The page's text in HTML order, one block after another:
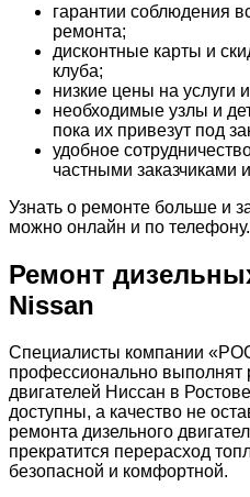
гарантии соблюдения
ремонта;
дисконтные карты и
клуба;
низкие цены на услуги
необходимые узлы и
пока их привезут под
удобное
частными заказчиками
Узнать о ремонте больше и
можно онлайн и по телефону.
Ремонт
Nissan
Специалисты компании
профессионально выполнят
двигателей Ниссан в
доступны, а качество не
ремонта дизельного
прекратится перерасход
безопасной и комфортной.